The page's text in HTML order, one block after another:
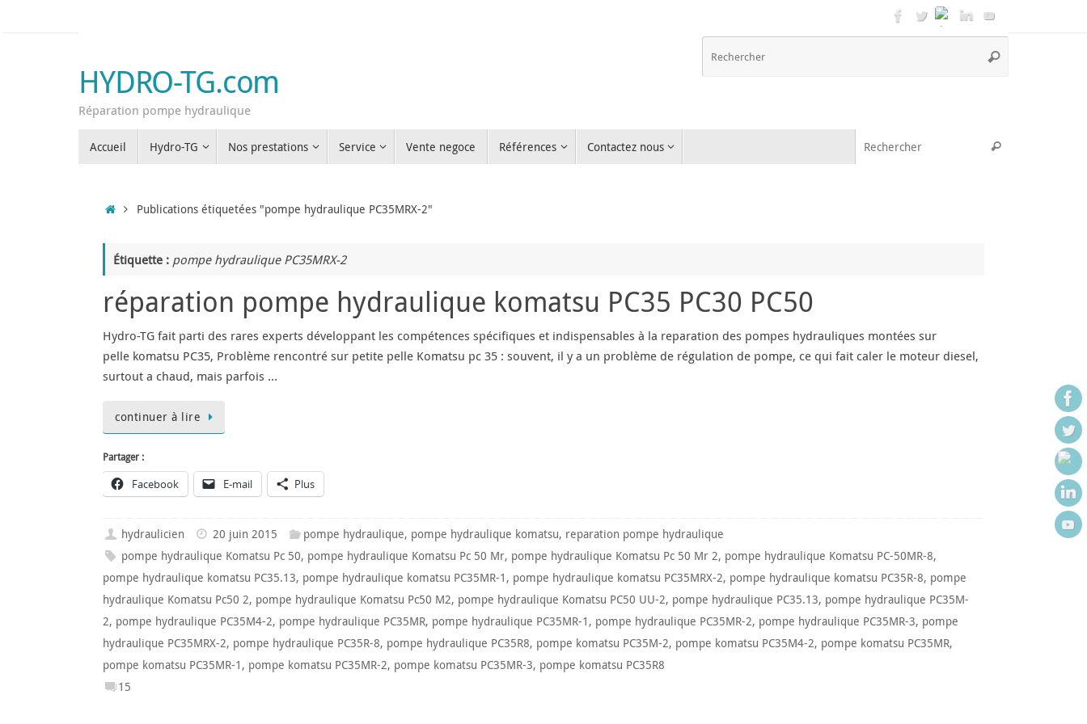
HYDRO-TG.com
Réparation pompe hydraulique
Rechercher
Accueil Hydro-TG Nos prestations Service Vente negoce Références Contactez nous Rechercher
AccueilPublications étiquetées "pompe hydraulique PC35MRX-2"
Étiquette : pompe hydraulique PC35MRX-2
réparation pompe hydraulique komatsu PC35 PC30 PC50
Hydro-TG fait parti des rares experts développant les compétences spécifiques et indispensables à la reparation des pompes hydrauliques montées sur
pelle komatsu PC35, Problème rencontré sur petite pelle Komatsu pc 35 : souvent, il y a un problème de régulation de pompe, ce qui fait caler le moteur diesel,
surtout a chaud, mais parfois …
continuer à lire
Partager :
Facebook E-mail Plus
hydraulicien 20 juin 2015 pompe hydraulique, pompe hydraulique komatsu, reparation pompe hydraulique
pompe hydraulique Komatsu Pc 50, pompe hydraulique Komatsu Pc 50 Mr, pompe hydraulique Komatsu Pc 50 Mr 2, pompe hydraulique Komatsu PC-50MR-8,
pompe hydraulique komatsu PC35.13, pompe hydraulique komatsu PC35MR-1 , pompe hydraulique komatsu PC35MRX-2, pompe hydraulique komatsu PC35R-8, pompe
hydraulique Komatsu Pc50 2, pompe hydraulique Komatsu Pc50 M2, pompe hydraulique Komatsu PC50 UU-2, pompe hydraulique PC35.13, pompe hydraulique PC35M-
2, pompe hydraulique PC35M4-2, pompe hydraulique PC35MR, pompe hydraulique PC35MR-1 , pompe hydraulique PC35MR-2, pompe hydraulique PC35MR-3, pompe
hydraulique PC35MRX-2, pompe hydraulique PC35R-8, pompe hydraulique PC35R8, pompe komatsu PC35M-2, pompe komatsu PC35M4-2, pompe komatsu PC35MR,
pompe komatsu PC35MR-1 , pompe komatsu PC35MR-2, pompe komatsu PC35MR-3, pompe komatsu PC35R8
15